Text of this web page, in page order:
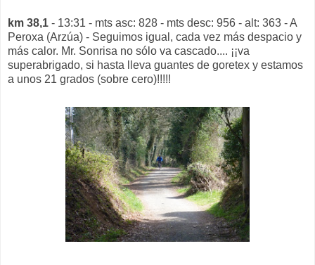
km 38,1 - 13:31 - mts asc: 828 - mts desc: 956 - alt: 363 - A
Peroxa (Arzúa) - Seguimos igual, cada vez más despacio y
más calor. Mr. Sonrisa no sólo va cascado.... ¡¡va
superabrigado, si hasta lleva guantes de goretex y estamos
a unos 21 grados (sobre cero)!!!!!